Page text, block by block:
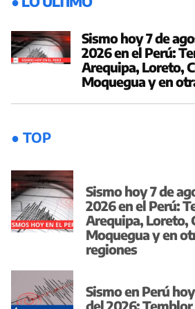
Sismo hoy 7 de
2026 en el Perú:
Arequipa, Loreto,
Moquegua y en
● TOP
Sismo hoy 7 de
2026 en el Perú:
Arequipa, Loreto,
Moquegua y en
regiones
Sismo en Perú
del 2026: Temblor